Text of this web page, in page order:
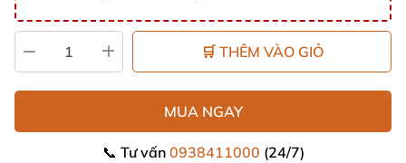
🛒 THÊM VÀO GIỎ
MUA NGAY
📞 Tư vấn 0938411000 (24/7)